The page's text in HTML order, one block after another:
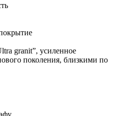
granit”, усиленное
поколения, близкими по